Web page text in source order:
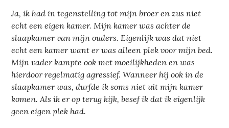
Ja, ik had in tegenstelling tot mijn broer en zus niet
echt een eigen kamer. Mijn kamer was achter de
slaapkamer van mijn ouders. Eigenlijk was dat niet
echt een kamer want er was alleen plek voor mijn bed.
Mijn vader kampte ook met moeilijkheden en was
hierdoor regelmatig agressief. Wanneer hij ook in de
slaapkamer was, durfde ik soms niet uit mijn kamer
komen. Als ik er op terug kijk, besef ik dat ik eigenlijk
geen eigen plek had.